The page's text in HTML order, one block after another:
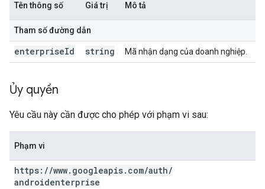
Tên thông số Giá trị Mô tả
Tham số đường dẫn
enterpriseId string Mã nhận dạng của doanh nghiệp.
Ủy quyền
Yêu cầu này cần được cho phép với phạm vi sau:
Phạm vi
https: //www. googleapis. com/auth/
androidenterprise